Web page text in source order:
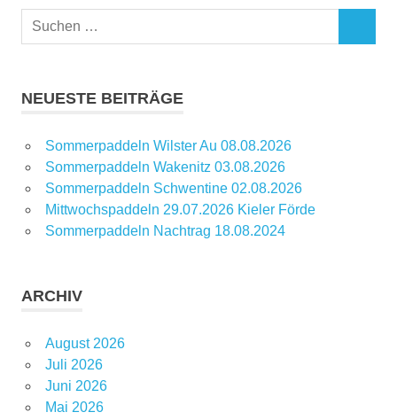
Suchen
NEUESTE BEITRÄGE
Sommerpaddeln Wilster Au 08.08.2026
Sommerpaddeln Wakenitz 03.08.2026
Sommerpaddeln Schwentine 02.08.2026
Mittwochspaddeln 29.07.2026 Kieler Förde
Sommerpaddeln Nachtrag 18.08.2024
ARCHIV
August 2026
Juli 2026
Juni 2026
Mai 2026